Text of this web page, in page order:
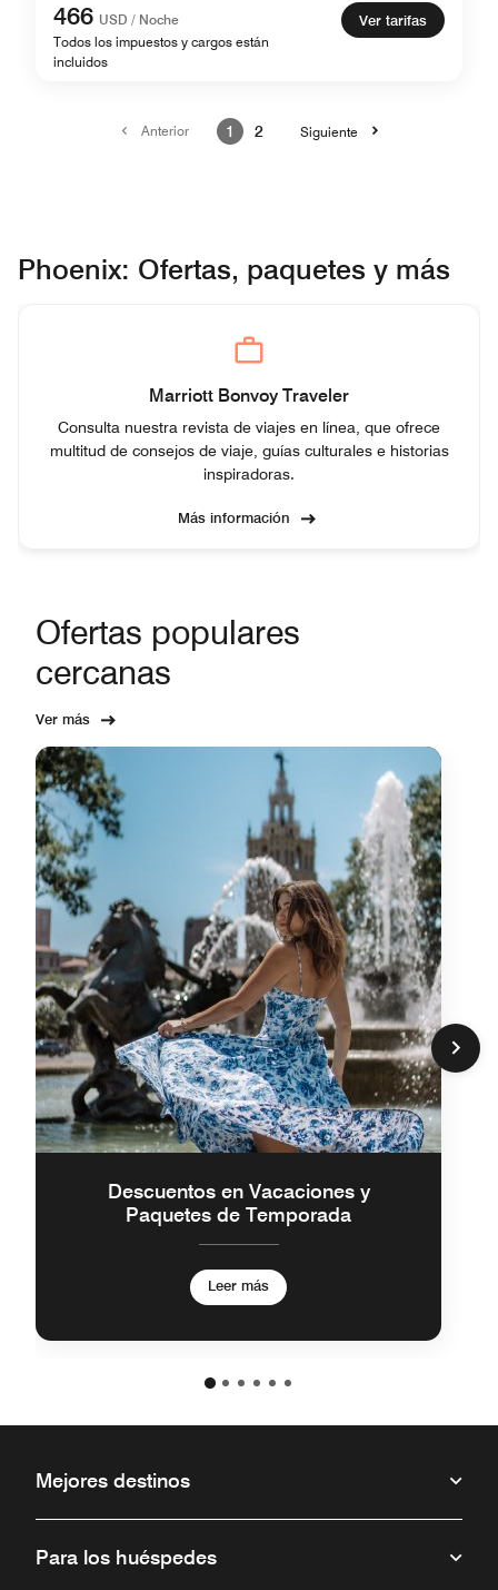
466 USD / Noche
Todos los impuestos y cargos están
incluidos
Ver tarifas
Anterior 1 2 Siguiente
Phoenix: Ofertas, paquetes y más
Marriott Bonvoy Traveler
Consulta nuestra revista de viajes en línea, que ofrece
multitud de consejos de viaje, guías culturales e historias
inspiradoras.
Más información
Ofertas populares
cercanas
Ver más
Descuentos en Vacaciones y
Paquetes de Temporada
Leer más
Mejores destinos
Para los huéspedes